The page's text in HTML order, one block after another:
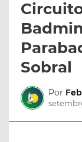
Sobral
Por